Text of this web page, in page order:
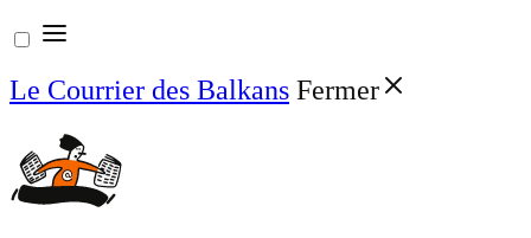
Aller
au
contenu
Le Courrier des Balkans Fermer